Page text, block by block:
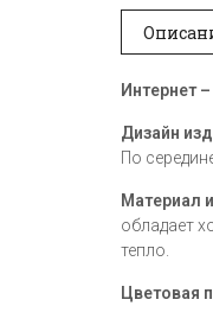
Интернет
Дизайн
По
Материал
обладает
тепло.
Цветовая